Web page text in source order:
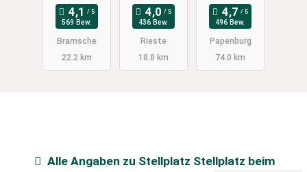
Campingpla
tz
569 Bew.
Bramsche
22.2 km
436 Bew.
Rieste
18.8 km
496 Bew.
Papenburg
74.0 km
Alle Angaben zu Stellplatz Stellplatz beim